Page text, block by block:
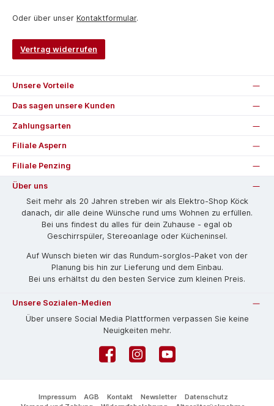
Oder über unser Kontaktformular.
Vertrag widerrufen
Unsere Vorteile
Das sagen unsere Kunden
Zahlungsarten
Filiale Aspern
Filiale Penzing
Über uns
Seit mehr als 20 Jahren streben wir als Elektro-Shop Köck
danach, dir alle deine Wünsche rund ums Wohnen zu erfüllen.
Bei uns findest du alles für dein Zuhause - egal ob
Geschirrspüler, Stereoanlage oder Kücheninsel.
Auf Wunsch bieten wir das Rund­um-sorg­los-Pa­ket von der
Planung bis hin zur Lieferung und dem Einbau.
Bei uns erhältst du den besten Service zum kleinen Preis.
Unsere Sozialen-Medien
Über unsere Social Media Plattformen verpassen Sie keine
Neuigkeiten mehr.
FacebookInstagramYouTube
Impressum AGB Kontakt Newsletter
Datenschutz